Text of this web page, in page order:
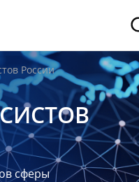
России
сферы